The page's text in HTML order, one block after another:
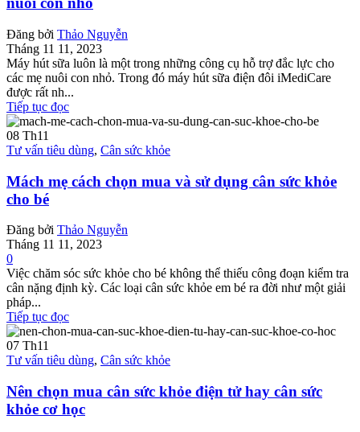
Đăng bởi Thảo Nguyễn
Tháng 11 11, 2023
Máy hút sữa luôn là một trong những công cụ hỗ trợ đắc lực cho
các mẹ nuôi con nhỏ. Trong đó máy hút sữa điện đôi iMediCare
được rất nh...
Tiếp tục đọc
08 Th11
Tư vấn tiêu dùng, Cân sức khỏe
Mách mẹ cách chọn mua và sử dụng cân sức khỏe
cho bé
Đăng bởi Thảo Nguyễn
Tháng 11 11, 2023
0
Việc chăm sóc sức khỏe cho bé không thể thiếu công đoạn kiểm tra
cân nặng định kỳ. Các loại cân sức khỏe em bé ra đời như một giải
pháp...
Tiếp tục đọc
07 Th11
Tư vấn tiêu dùng, Cân sức khỏe
Nên chọn mua cân sức khỏe điện tử hay cân sức
khỏe cơ học